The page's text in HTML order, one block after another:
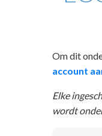
Om dit
account
Elke
wordt